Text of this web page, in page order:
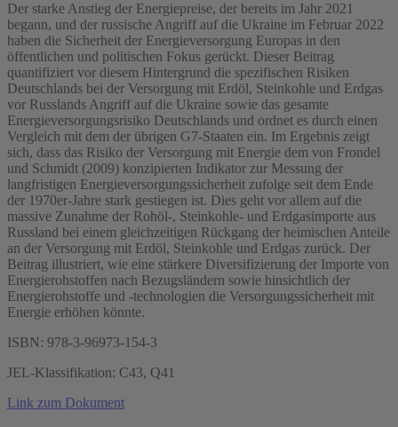
Der starke Anstieg der Energiepreise, der bereits im Jahr 2021
begann, und der russische Angriff auf die Ukraine im Februar 2022
haben die Sicherheit der Energieversorgung Europas in den
öffentlichen und politischen Fokus gerückt. Dieser Beitrag
quantifiziert vor diesem Hintergrund die spezifischen Risiken
Deutschlands bei der Versorgung mit Erdöl, Steinkohle und Erdgas
vor Russlands Angriff auf die Ukraine sowie das gesamte
Energieversorgungsrisiko Deutschlands und ordnet es durch einen
Vergleich mit dem der übrigen G7-Staaten ein. Im Ergebnis zeigt
sich, dass das Risiko der Versorgung mit Energie dem von Frondel
und Schmidt (2009) konzipierten Indikator zur Messung der
langfristigen Energieversorgungssicherheit zufolge seit dem Ende
der 1970er-Jahre stark gestiegen ist. Dies geht vor allem auf die
massive Zunahme der Rohöl-, Steinkohle- und Erdgasimporte aus
Russland bei einem gleichzeitigen Rückgang der heimischen Anteile
an der Versorgung mit Erdöl, Steinkohle und Erdgas zurück. Der
Beitrag illustriert, wie eine stärkere Diversifizierung der Importe von
Energierohstoffen nach Bezugsländern sowie hinsichtlich der
Energierohstoffe und -technologien die Versorgungssicherheit mit
Energie erhöhen könnte.
ISBN: 978-3-96973-154-3
JEL-Klassifikation: C43, Q41
Link zum Dokument